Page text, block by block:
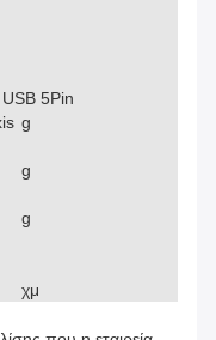
5Pin
g
g
g
χμ